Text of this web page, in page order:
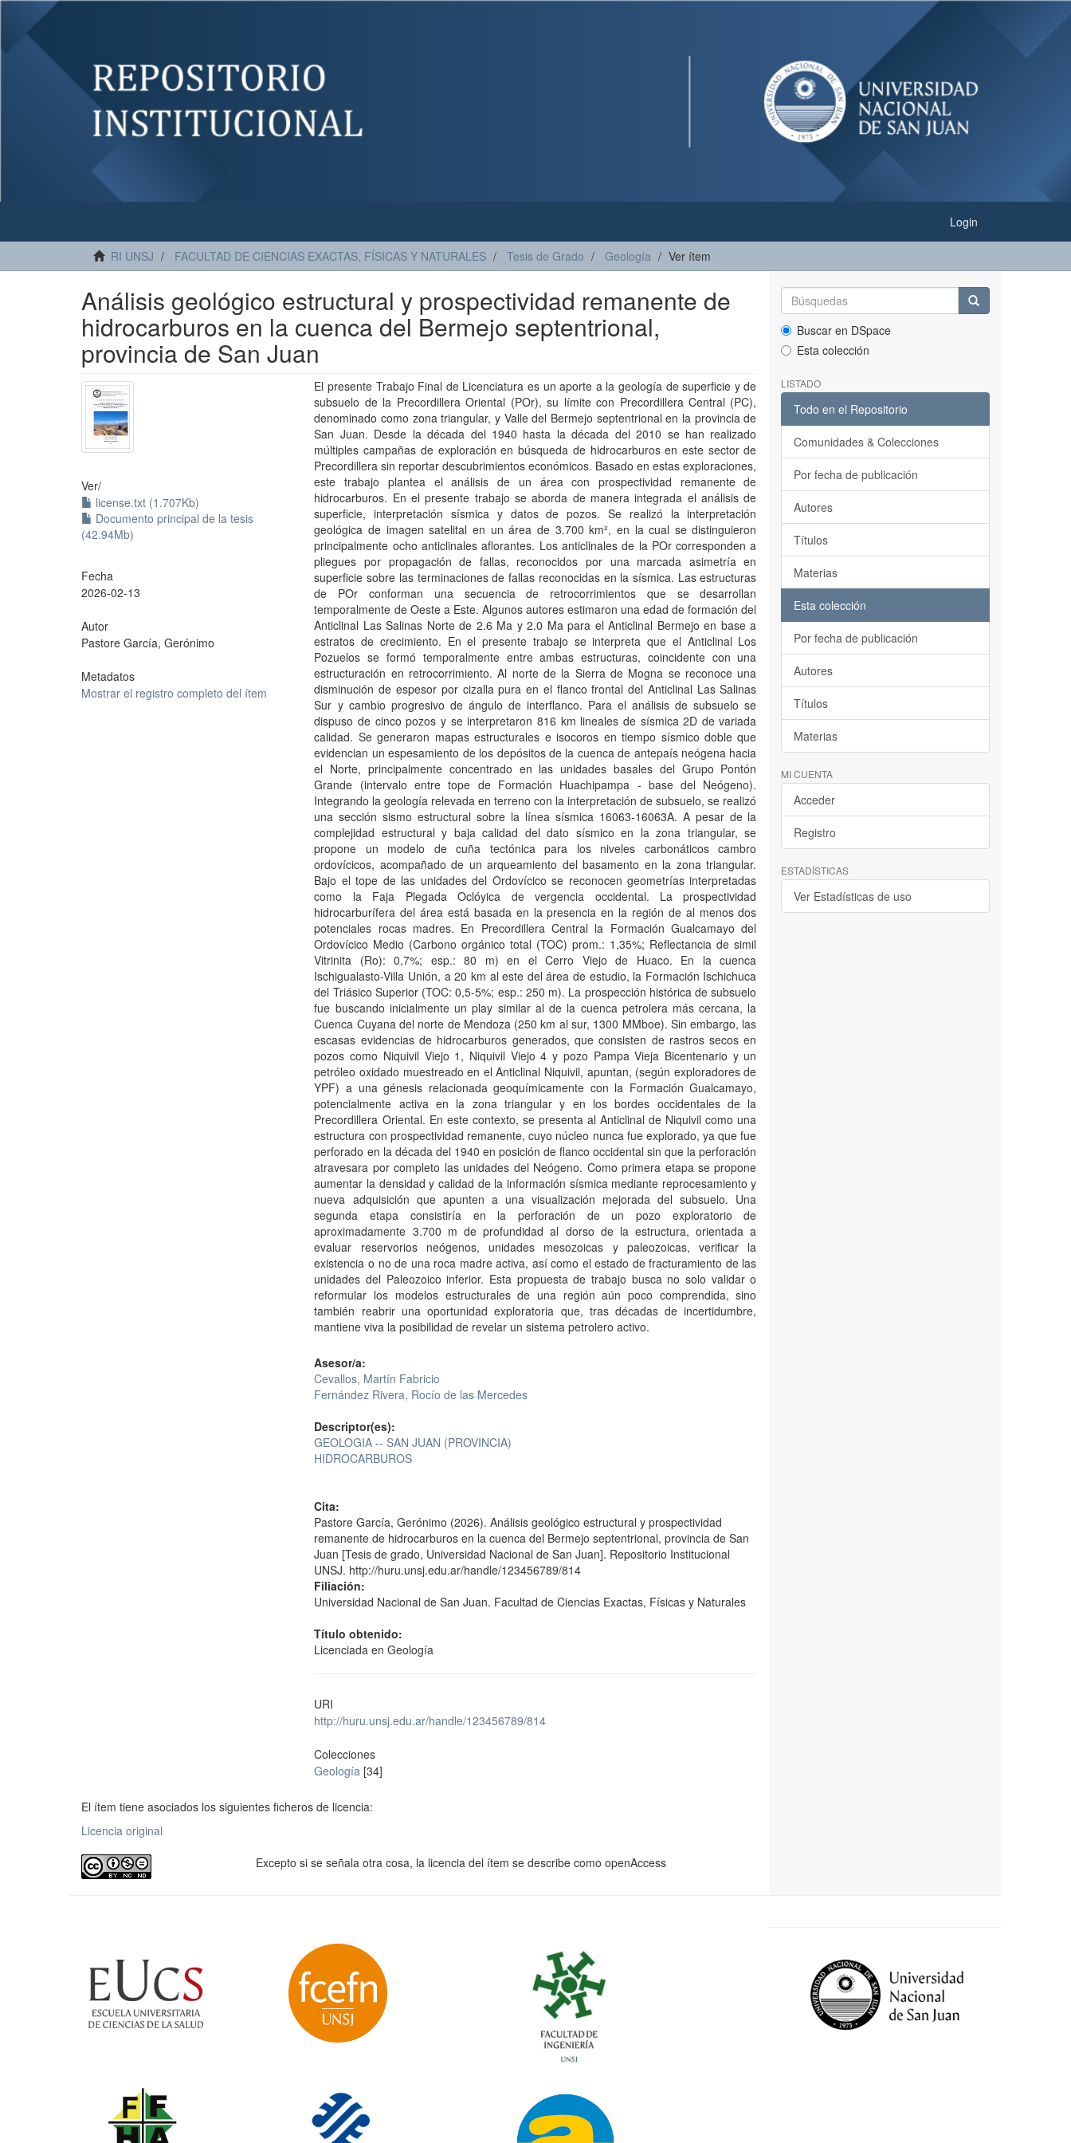
Login
RI UNSJ FACULTAD DE CIENCIAS EXACTAS, FÍSICAS Y NATURALES Tesis de Grado Geología Ver ítem
Análisis geológico estructural y prospectividad remanente de
hidrocarburos en la cuenca del Bermejo septentrional,
provincia de San Juan
Ver/
license.txt (1.707Kb)
Documento principal de la tesis
(42.94Mb)
Fecha
2026-02-13
Autor
Pastore García, Gerónimo
Metadatos
Mostrar el registro completo del ítem
El presente Trabajo Final de Licenciatura es un aporte a la geología de superficie y de
subsuelo de la Precordillera Oriental (POr), su límite con Precordillera Central (PC),
denominado como zona triangular, y Valle del Bermejo septentrional en la provincia de
San Juan. Desde la década del 1940 hasta la década del 2010 se han realizado
múltiples campañas de exploración en búsqueda de hidrocarburos en este sector de
Precordillera sin reportar descubrimientos económicos. Basado en estas exploraciones,
este trabajo plantea el análisis de un área con prospectividad remanente de
hidrocarburos. En el presente trabajo se aborda de manera integrada el análisis de
superficie, interpretación sísmica y datos de pozos. Se realizó la interpretación
geológica de imagen satelital en un área de 3.700 km², en la cual se distinguieron
principalmente ocho anticlinales aflorantes. Los anticlinales de la POr corresponden a
pliegues por propagación de fallas, reconocidos por una marcada asimetría en
superficie sobre las terminaciones de fallas reconocidas en la sísmica. Las estructuras
de POr conforman una secuencia de retrocorrimientos que se desarrollan
temporalmente de Oeste a Este. Algunos autores estimaron una edad de formación del
Anticlinal Las Salinas Norte de 2.6 Ma y 2.0 Ma para el Anticlinal Bermejo en base a
estratos de crecimiento. En el presente trabajo se interpreta que el Anticlinal Los
Pozuelos se formó temporalmente entre ambas estructuras, coincidente con una
estructuración en retrocorrimiento. Al norte de la Sierra de Mogna se reconoce una
disminución de espesor por cizalla pura en el flanco frontal del Anticlinal Las Salinas
Sur y cambio progresivo de ángulo de interflanco. Para el análisis de subsuelo se
dispuso de cinco pozos y se interpretaron 816 km lineales de sísmica 2D de variada
calidad. Se generaron mapas estructurales e isocoros en tiempo sísmico doble que
evidencian un espesamiento de los depósitos de la cuenca de antepaís neógena hacia
el Norte, principalmente concentrado en las unidades basales del Grupo Pontón
Grande (intervalo entre tope de Formación Huachipampa - base del Neógeno).
Integrando la geología relevada en terreno con la interpretación de subsuelo, se realizó
una sección sismo estructural sobre la línea sísmica 16063-16063A. A pesar de la
complejidad estructural y baja calidad del dato sísmico en la zona triangular, se
propone un modelo de cuña tectónica para los niveles carbonáticos cambro
ordovícicos, acompañado de un arqueamiento del basamento en la zona triangular.
Bajo el tope de las unidades del Ordovícico se reconocen geometrías interpretadas
como la Faja Plegada Oclóyica de vergencia occidental. La prospectividad
hidrocarburífera del área está basada en la presencia en la región de al menos dos
potenciales rocas madres. En Precordillera Central la Formación Gualcamayo del
Ordovícico Medio (Carbono orgánico total (TOC) prom.: 1,35%; Reflectancia de simil
Vitrinita (Ro): 0,7%; esp.: 80 m) en el Cerro Viejo de Huaco. En la cuenca
Ischigualasto-Villa Unión, a 20 km al este del área de estudio, la Formación Ischichuca
del Triásico Superior (TOC: 0,5-5%; esp.: 250 m). La prospección histórica de subsuelo
fue buscando inicialmente un play similar al de la cuenca petrolera más cercana, la
Cuenca Cuyana del norte de Mendoza (250 km al sur, 1300 MMboe). Sin embargo, las
escasas evidencias de hidrocarburos generados, que consisten de rastros secos en
pozos como Niquivil Viejo 1, Niquivil Viejo 4 y pozo Pampa Vieja Bicentenario y un
petróleo oxidado muestreado en el Anticlinal Niquivil, apuntan, (según exploradores de
YPF) a una génesis relacionada geoquímicamente con la Formación Gualcamayo,
potencialmente activa en la zona triangular y en los bordes occidentales de la
Precordillera Oriental. En este contexto, se presenta al Anticlinal de Niquivil como una
estructura con prospectividad remanente, cuyo núcleo nunca fue explorado, ya que fue
perforado en la década del 1940 en posición de flanco occidental sin que la perforación
atravesara por completo las unidades del Neógeno. Como primera etapa se propone
aumentar la densidad y calidad de la información sísmica mediante reprocesamiento y
nueva adquisición que apunten a una visualización mejorada del subsuelo. Una
segunda etapa consistiría en la perforación de un pozo exploratorio de
aproximadamente 3.700 m de profundidad al dorso de la estructura, orientada a
evaluar reservorios neógenos, unidades mesozoicas y paleozoicas, verificar la
existencia o no de una roca madre activa, así como el estado de fracturamiento de las
unidades del Paleozoico inferior. Esta propuesta de trabajo busca no solo validar o
reformular los modelos estructurales de una región aún poco comprendida, sino
también reabrir una oportunidad exploratoria que, tras décadas de incertidumbre,
mantiene viva la posibilidad de revelar un sistema petrolero activo.
Asesor/a:
Cevallos, Martín Fabricio
Fernández Rivera, Rocío de las Mercedes
Descriptor(es):
GEOLOGIA -- SAN JUAN (PROVINCIA)
HIDROCARBUROS
Cita:
Pastore García, Gerónimo (2026). Análisis geológico estructural y prospectividad
remanente de hidrocarburos en la cuenca del Bermejo septentrional, provincia de San
Juan [Tesis de grado, Universidad Nacional de San Juan]. Repositorio Institucional
UNSJ. http://huru.unsj.edu.ar/handle/123456789/814
Filiación:
Universidad Nacional de San Juan. Facultad de Ciencias Exactas, Físicas y Naturales
Título obtenido:
Licenciada en Geología
URI
http://huru.unsj.edu.ar/handle/123456789/814
Colecciones
Geología [34]
El ítem tiene asociados los siguientes ficheros de licencia:
Licencia original
Excepto si se señala otra cosa, la licencia del ítem se describe como openAccess
Buscar en DSpace
Esta colección
LISTADO
Todo en el Repositorio
Comunidades & Colecciones
Por fecha de publicación
Autores
Títulos
Materias
Esta colección
Por fecha de publicación
Autores
Títulos
Materias
MI CUENTA
Acceder
Registro
ESTADÍSTICAS
Ver Estadísticas de uso